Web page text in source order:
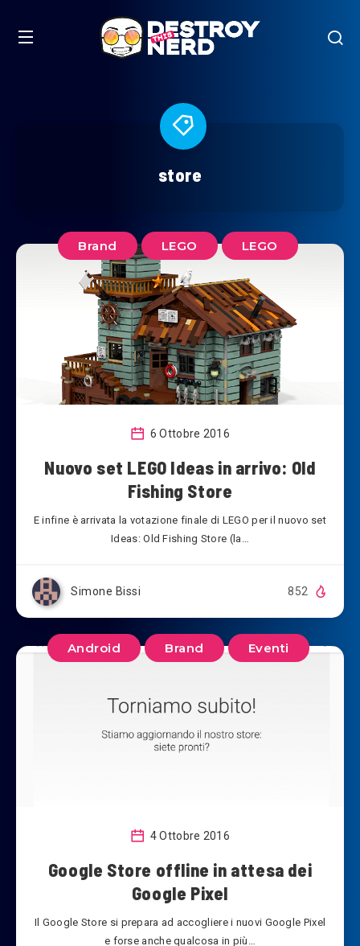
store
Brand LEGO LEGO
6 Ottobre 2016
Nuovo set LEGO Ideas in arrivo: Old
Fishing Store
E infine è arrivata la votazione finale di LEGO per il nuovo set
Ideas: Old Fishing Store (la…
Simone Bissi 852
Android Brand Eventi
4 Ottobre 2016
Google Store offline in attesa dei
Google Pixel
Il Google Store si prepara ad accogliere i nuovi Google Pixel
e forse anche qualcosa in più…